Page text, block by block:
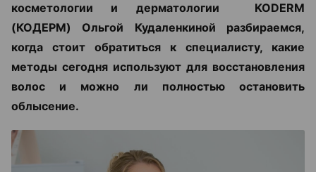
косметологии и дерматологии KODERM
(КОДЕРМ) Ольгой Кудаленкиной разбираемся,
когда стоит обратиться к специалисту, какие
методы сегодня используют для восстановления
волос и можно ли полностью остановить
облысение.